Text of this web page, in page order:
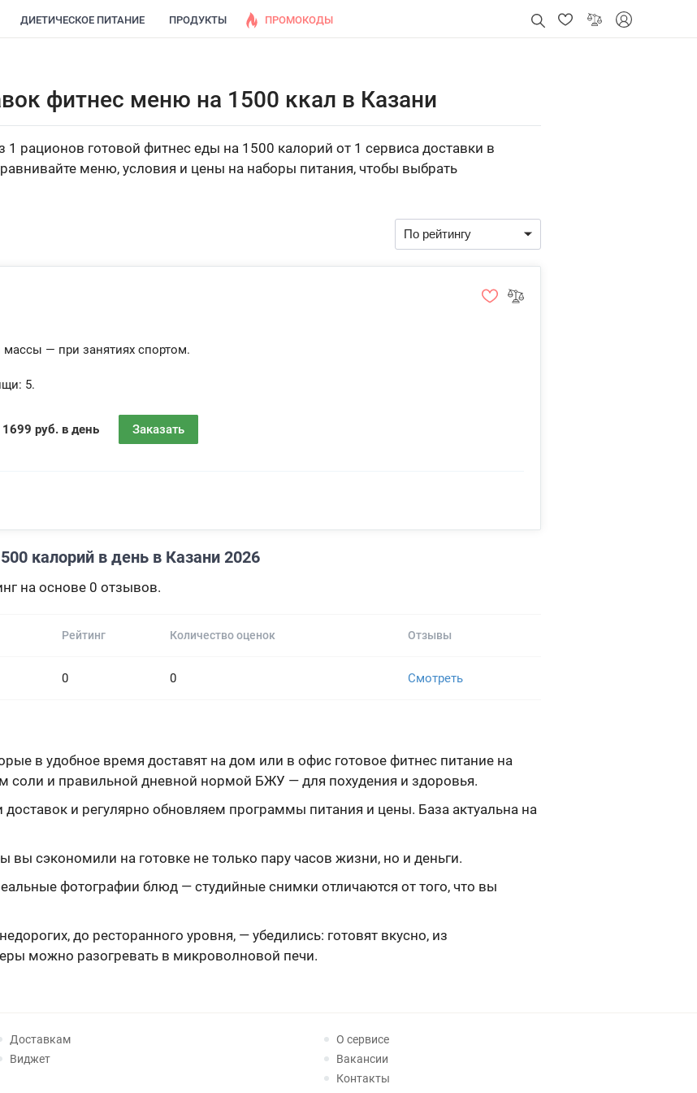
ДИЕТИЧЕСКОЕ ПИТАНИЕ ПРОДУКТЫ ПРОМОКОДЫ
фитнес меню на 1500 ккал в Казани
рационов готовой фитнес еды на 1500 калорий от 1 сервиса доставки в
меню, условия и цены на наборы питания, чтобы выбрать
— при занятиях спортом.
5.
1699 руб. в день Заказать
калорий в день в Казани 2026
на основе 0 отзывов.
Рейтинг Количество оценок Отзывы
0 0 Смотреть
в удобное время доставят на дом или в офис готовое фитнес питание на
соли и правильной дневной нормой БЖУ — для похудения и здоровья.
и регулярно обновляем программы питания и цены. База актуальна на
сэкономили на готовке не только пару часов жизни, но и деньги.
фотографии блюд — студийные снимки отличаются от того, что вы
до ресторанного уровня, — убедились: готовят вкусно, из
можно разогревать в микроволновой печи.
Доставкам
Виджет
О сервисе
Вакансии
Контакты